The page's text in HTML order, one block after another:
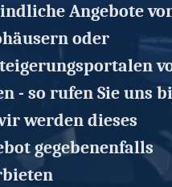
Angebote
oder
- so rufen Sie uns
werden dieses
gegebenenfalls